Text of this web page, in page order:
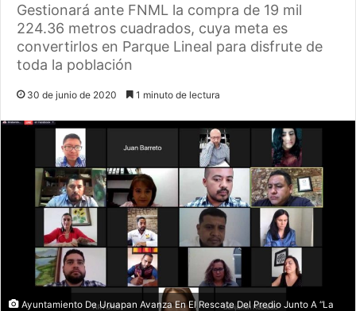
Gestionará ante FNML la compra de 19 mil
224.36 metros cuadrados, cuya meta es
convertirlos en Parque Lineal para disfrute de
toda la población
30 de junio de 2020 1 minuto de lectura
Ayuntamiento De Uruapan Avanza En El Rescate Del Predio Junto A “La